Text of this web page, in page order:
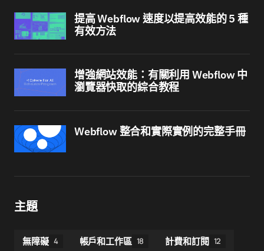
提高 Webflow 速度以提高效能的 5 種
有效方法
增強網站效能：有關利用 Webflow 中
瀏覽器快取的綜合教程
Webflow 整合和實際實例的完整手冊
主題
無障礙 4 帳戶和工作區 18 計費和訂閱 12